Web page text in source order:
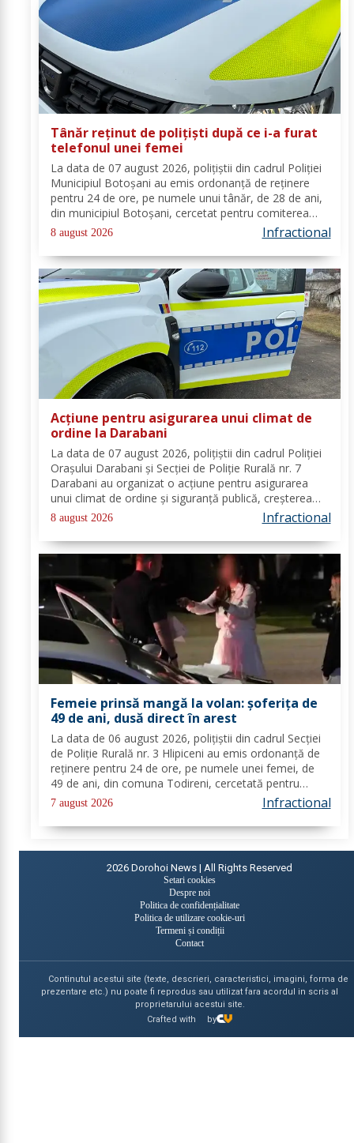
Tânăr reținut de polițiști după ce i-a furat
telefonul unei femei
La data de 07 august 2026, polițiștii din cadrul Poliției
Municipiul Botoșani au emis ordonanță de reținere
pentru 24 de ore, pe numele unui tânăr, de 28 de ani,
din municipiul Botoșani, cercetat pentru comiterea
infracțiunii de furt. În urma probatoriului administrat,
s-a stabilit faptul că, în...
8 august 2026 Infractional
Acțiune pentru asigurarea unui climat de
ordine la Darabani
La data de 07 august 2026, polițiștii din cadrul Poliției
Orașului Darabani și Secției de Poliție Rurală nr. 7
Darabani au organizat o acțiune pentru asigurarea
unui climat de ordine și siguranță publică, creșterea
gradului de siguranță rutieră și combaterea faptelor
antisociale, în localitatea...
8 august 2026 Infractional
Femeie prinsă mangă la volan: șoferița de
49 de ani, dusă direct în arest
La data de 06 august 2026, polițiștii din cadrul Secției
de Poliție Rurală nr. 3 Hlipiceni au emis ordonanță de
reținere pentru 24 de ore, pe numele unei femei, de
49 de ani, din comuna Todireni, cercetată pentru
comiterea infracțiunii de conducerea unui vehicul sub
influența alcoolului. În urma...
7 august 2026 Infractional
2026 Dorohoi News | All Rights Reserved
Setari cookies
Despre noi
Politica de confidențialitate
Politica de utilizare cookie-uri
Termeni și condiții
Contact
Continutul acestui site (texte, descrieri, caracteristici, imagini, forma de
prezentare etc.) nu poate fi reprodus sau utilizat fara acordul in scris al
proprietarului acestui site.
Crafted with
by